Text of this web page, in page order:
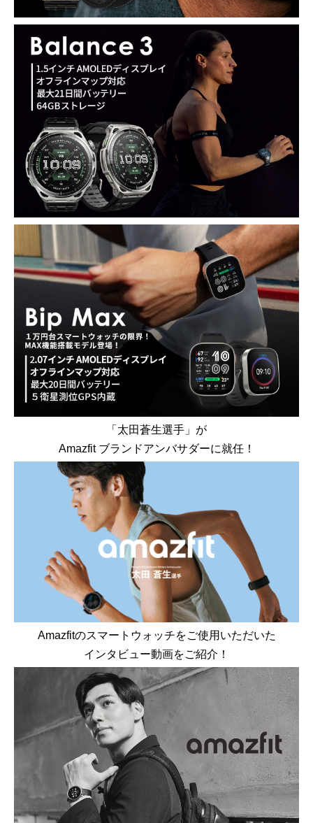
「太田蒼生選手」が
Amazfit ブランドアンバサダーに就任！
Amazfitのスマートウォッチをご使用いただいた
インタビュー動画をご紹介！